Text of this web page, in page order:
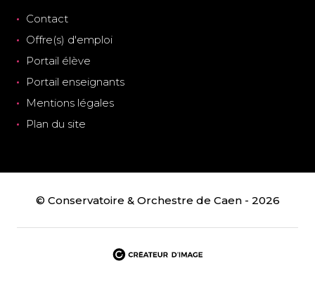
Contact
Offre(s) d'emploi
Portail élève
Portail enseignants
Mentions légales
Plan du site
© Conservatoire & Orchestre de Caen - 2026